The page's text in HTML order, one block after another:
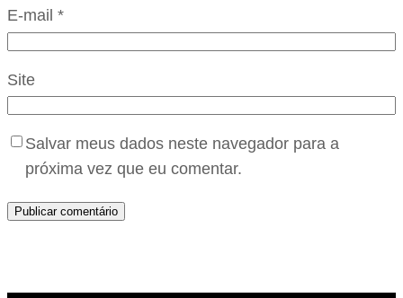
E-mail *
Site
Salvar meus dados neste navegador para a
próxima vez que eu comentar.